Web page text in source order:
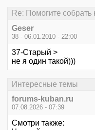
Re: Помогите собрать
Geser
38 - 06.01.2010 - 22:00
37-Старый >
не я один такой)))
Интересные темы
forums-kuban.ru
07.08.2026 - 07:39
Смотри также: